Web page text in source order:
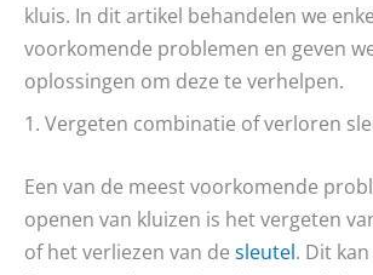
kluis. In dit artikel behandelen we
voorkomende problemen en geven
oplossingen om deze te verhelpen.
1. Vergeten combinatie of verloren
Een van de meest voorkomende
openen van kluizen is het vergeten
of het verliezen van de sleutel. Dit